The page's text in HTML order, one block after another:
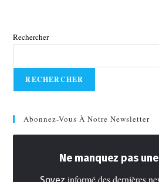
Rechercher
RECHERCHER
Abonnez-Vous À Notre Newsletter
Ne manquez pas
informé des dernières